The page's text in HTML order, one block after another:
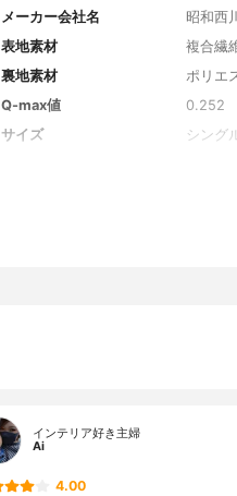
メーカー会社名
昭和西
表地素材
複合繊
裏地素材
ポリエ
Q-max値
0.252
サイズ
シング
インテリア好き主婦
Ai
4.00